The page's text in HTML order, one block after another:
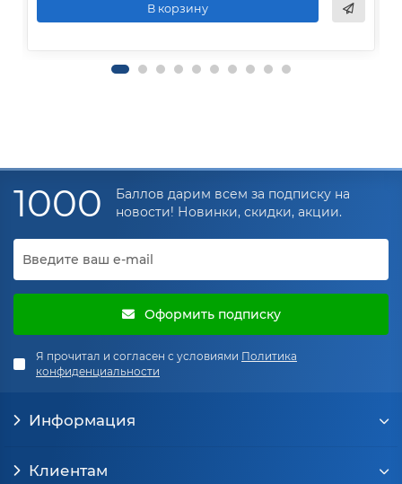
В корзину
1000
Баллов дарим всем за подписку на
новости! Новинки, скидки, акции.
Оформить подписку
Я прочитал и согласен с условиями Политика
конфиденциальности
Информация
Клиентам